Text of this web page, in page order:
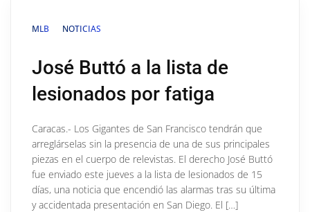
MLB NOTICIAS
José Buttó a la lista de
lesionados por fatiga
Caracas.- Los Gigantes de San Francisco tendrán que
arreglárselas sin la presencia de una de sus principales
piezas en el cuerpo de relevistas. El derecho José Buttó
fue enviado este jueves a la lista de lesionados de 15
días, una noticia que encendió las alarmas tras su última
y accidentada presentación en San Diego. El […]